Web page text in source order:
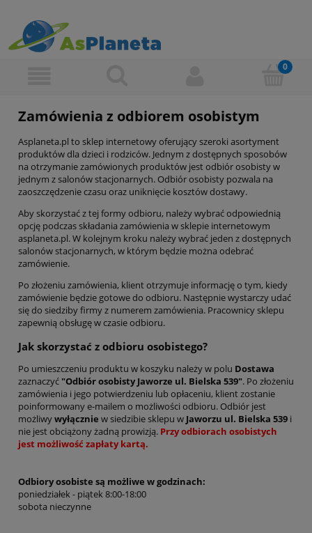
Zamówienia z odbiorem osobistym
Asplaneta.pl to sklep internetowy oferujący szeroki asortyment
produktów dla dzieci i rodziców. Jednym z dostępnych sposobów
na otrzymanie zamówionych produktów jest odbiór osobisty w
jednym z salonów stacjonarnych. Odbiór osobisty pozwala na
zaoszczędzenie czasu oraz uniknięcie kosztów dostawy.
Aby skorzystać z tej formy odbioru, należy wybrać odpowiednią
opcję podczas składania zamówienia w sklepie internetowym
asplaneta.pl. W kolejnym kroku należy wybrać jeden z dostępnych
salonów stacjonarnych, w którym będzie można odebrać
zamówienie.
Po złożeniu zamówienia, klient otrzymuje informację o tym, kiedy
zamówienie będzie gotowe do odbioru. Następnie wystarczy udać
się do siedziby firmy z numerem zamówienia. Pracownicy sklepu
zapewnią obsługę w czasie odbioru.
Jak skorzystać z odbioru osobistego?
Po umieszczeniu produktu w koszyku należy w polu Dostawa
zaznaczyć "Odbiór osobisty Jaworze ul. Bielska 539". Po złożeniu
zamówienia i jego potwierdzeniu lub opłaceniu, klient zostanie
poinformowany e-mailem o możliwości odbioru. Odbiór jest
możliwywyłącznie w siedzibie sklepu w Jaworzu ul. Bielska 539 i
nie jest obciążony żadną prowizją. Przy odbiorach osobistych
jest możliwość zapłaty kartą.
Odbiory osobiste są możliwe w godzinach:
poniedziałek - piątek 8:00-18:00
sobota nieczynne